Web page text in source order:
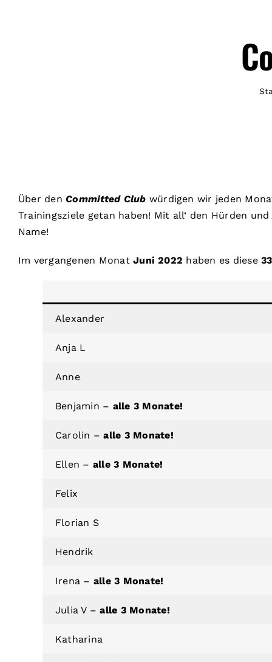
Über den Committed Club würdigen wir jeden
Trainingsziele getan haben! Mit all‘ den Hürden
Name!
Im vergangenen MonatJuni 2022 haben es diese
Alexander
Anja L
Anne
Benjamin – alle 3 Monate!
Carolin –alle 3 Monate!
Ellen – alle 3 Monate!
Felix
Florian S
Hendrik
Irena – alle 3 Monate!
Julia V –alle 3 Monate!
Katharina